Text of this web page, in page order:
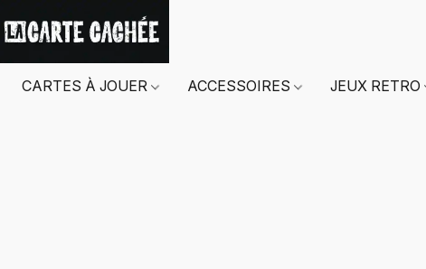
CARTES À JOUER ACCESSOIRES JEUX RETRO